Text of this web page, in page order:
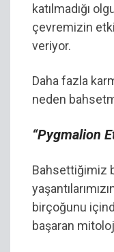
katılmadığı
çevremizin
veriyor.
Daha fazla
neden
“Pygmalion
Bahsettiğimiz
birçoğunu
başaran